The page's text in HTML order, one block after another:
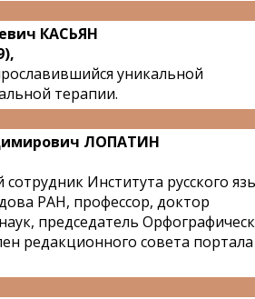
КАСЬЯН
уникальной
терапии.
ЛОПАТИН
Института русского
РАН, профессор, доктор
председатель
редакционного совета портала